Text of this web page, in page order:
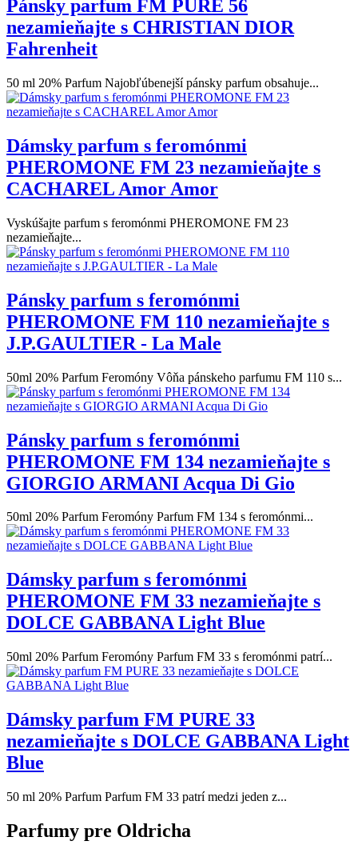
Pánsky parfum FM PURE 56
nezamieňajte s CHRISTIAN DIOR
Fahrenheit
50 ml 20% Parfum Najobľúbenejší pánsky parfum obsahuje...
Dámsky parfum s feromónmi
PHEROMONE FM 23 nezamieňajte s
CACHAREL Amor Amor
Vyskúšajte parfum s feromónmi PHEROMONE FM 23
nezamieňajte...
Pánsky parfum s feromónmi
PHEROMONE FM 110 nezamieňajte s
J.P.GAULTIER - La Male
50ml 20% Parfum Feromóny Vôňa pánskeho parfumu FM 110 s...
Pánsky parfum s feromónmi
PHEROMONE FM 134 nezamieňajte s
GIORGIO ARMANI Acqua Di Gio
50ml 20% Parfum Feromóny Parfum FM 134 s feromónmi...
Dámsky parfum s feromónmi
PHEROMONE FM 33 nezamieňajte s
DOLCE GABBANA Light Blue
50ml 20% Parfum Feromóny Parfum FM 33 s feromónmi patrí...
Dámsky parfum FM PURE 33
nezamieňajte s DOLCE GABBANA Light
Blue
50 ml 20% Parfum Parfum FM 33 patrí medzi jeden z...
Parfumy pre Oldricha